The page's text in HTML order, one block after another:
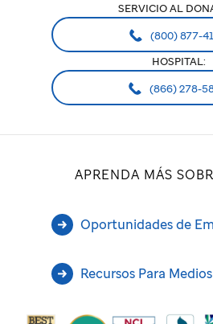
SERVICIO AL
(800) 877-
HOSPITAL:
(866) 278-
APRENDA MÁS
Oportunidades de
Recursos Para Medios